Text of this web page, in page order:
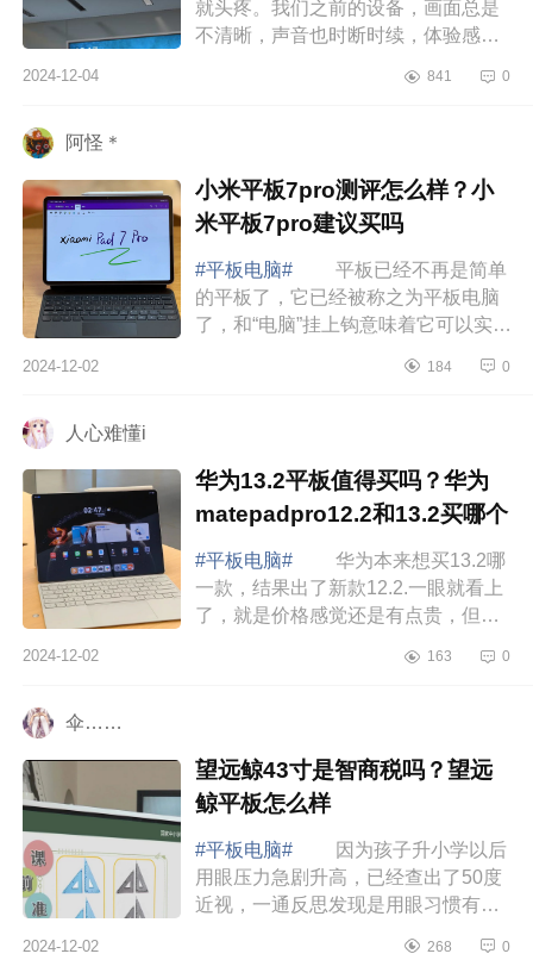
就头疼。我们之前的设备，画面总是
不清晰，声音也时断时续，体验感很
平板，这可真是个大改变。下面小编
2024-12-04 841 0
阿怪＊
小米平板7pro测评怎么样？小
米平板7pro建议买吗
#平板电脑#
平板已经不再是简单
的平板了，它已经被称之为平板电脑
了，和“电脑”挂上钩意味着它可以实现
平板7pro测评怎么样？小米平板7pro
2024-12-02 184 0
人心难懂i
华为13.2平板值得买吗？华为
matepadpro12.2和13.2买哪个
#平板电脑#
华为本来想买13.2哪
一款，结果出了新款12.2.一眼就看上
了，就是价格感觉还是有点贵，但平
住，就入手了，现在看看，有的已经
2024-12-02 163 0
伞……
望远鲸43寸是智商税吗？望远
鲸平板怎么样
#平板电脑#
因为孩子升小学以后
用眼压力急剧升高，已经查出了50度
近视，一通反思发现是用眼习惯有问
2024-12-02 268 0